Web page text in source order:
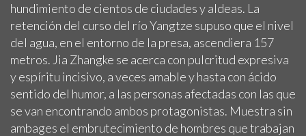
hundimiento de cientos de ciudades y aldeas. La
retención del curso del río Yangtze supuso que el nivel
del agua, en el entorno de la presa, ascendiera 157
metros. Jia Zhangke se acerca con pulcritud expresiva
y espíritu incisivo, a veces amable y hasta con ácido
sentido del humor, a las personas afectadas con las que
se van encontrando ambos protagonistas. Muestra sin
ambages el embrutecimiento de hombres que trabajan